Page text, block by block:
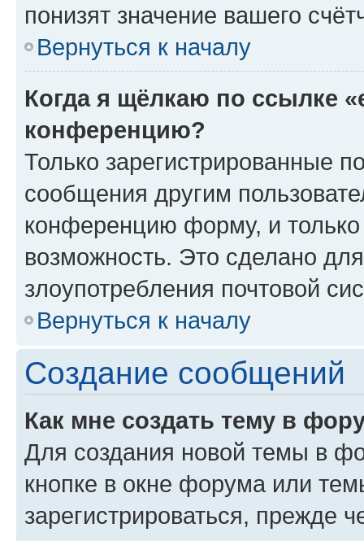
понизят значение вашего
Вернуться к началу
Когда я щёлкаю по ссылке
конференцию?
Только зарегистрированные
сообщения другим
конференцию форму, и
возможность. Это сделано
злоупотребления почтовой
Вернуться к началу
Создание сообщений
Как мне создать тему в
Для создания новой темы в
кнопке в окне форума или
зарегистрироваться, прежде